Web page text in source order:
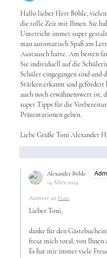
Hallo lieber Herr Böhle,
die tolle Zeit mit Ihnen. Sie
Unterricht immer super
man automatisch Spaß am
Austausch hatte. Am besten
Sie individuell auf die
Schüler eingegangen sind und
Stärken erkannt und gefördert
auch noch erwähnenswert ist,
super Tipps für die
Präsentationen geben.
Liebe Grüße Toni Alexander
Alexander Böhle
14. März 2024
Antwort an Gast
Lieber Toni,
danke für den
freut mich total, von Ihnen
Es hat mir immer viele